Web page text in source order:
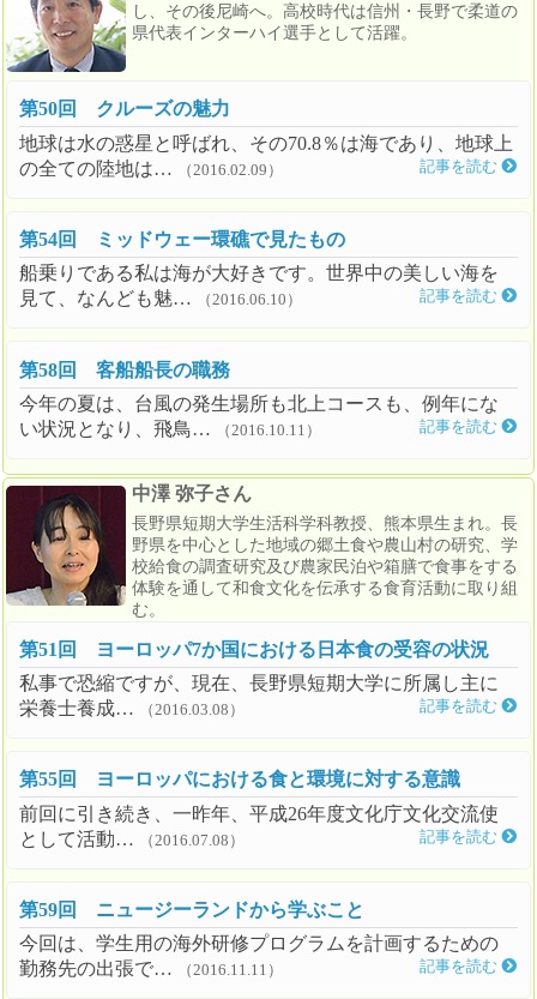
し、その後尼崎へ。高校時代は信州・長野で柔道の
県代表インターハイ選手として活躍。
第50回 クルーズの魅力
地球は水の惑星と呼ばれ、その70.8％は海であり、地球上
の全ての陸地は…
（2016.02.09） 記事を読む
第54回 ミッドウェー環礁で見たもの
船乗りである私は海が大好きです。世界中の美しい海を
見て、なんども魅…
（2016.06.10） 記事を読む
第58回 客船船長の職務
今年の夏は、台風の発生場所も北上コースも、例年にな
い状況となり、飛鳥…
（2016.10.11） 記事を読む
中澤 弥子さん
長野県短期大学生活科学科教授、熊本県生まれ。長
野県を中心とした地域の郷土食や農山村の研究、学
校給食の調査研究及び農家民泊や箱膳で食事をする
体験を通して和食文化を伝承する食育活動に取り組
む。
第51回 ヨーロッパ7か国における日本食の受容の状況
私事で恐縮ですが、現在、長野県短期大学に所属し主に
栄養士養成…
（2016.03.08） 記事を読む
第55回 ヨーロッパにおける食と環境に対する意識
前回に引き続き、一昨年、平成26年度文化庁文化交流使
として活動…
（2016.07.08） 記事を読む
第59回 ニュージーランドから学ぶこと
今回は、学生用の海外研修プログラムを計画するための
勤務先の出張で…
（2016.11.11） 記事を読む